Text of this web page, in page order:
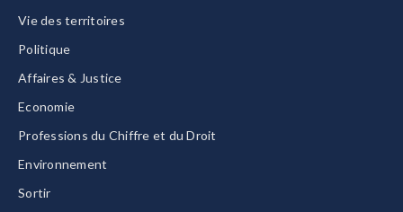
Vie des territoires
Politique
Affaires & Justice
Economie
Professions du Chiffre et du Droit
Environnement
Sortir